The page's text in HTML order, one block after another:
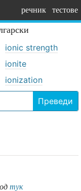
речник тестове
ionic strength
ionite
ionization
Преведи
тук